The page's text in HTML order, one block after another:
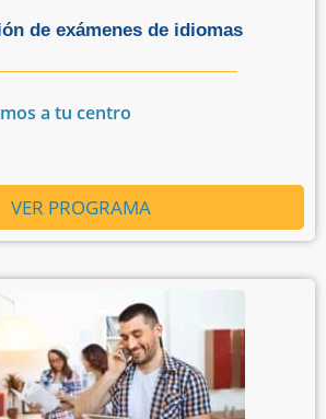
de exámenes de idiomas
a tu centro
VER PROGRAMA